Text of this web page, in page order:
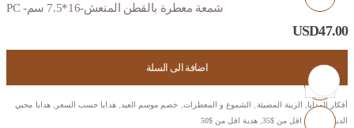
شمعة معطرة بالقطن المنعش-16*7.5 سم- PC
USD47.00
اضافة الى السلة
أفكار الهدايا الزينة المضيئة الشموع و المعطرات خصم موسم العيد ,هدايا حسب السعر ,هدايا محبي
الديكور
هدية اقل من $35 ,هدية اقل من $50